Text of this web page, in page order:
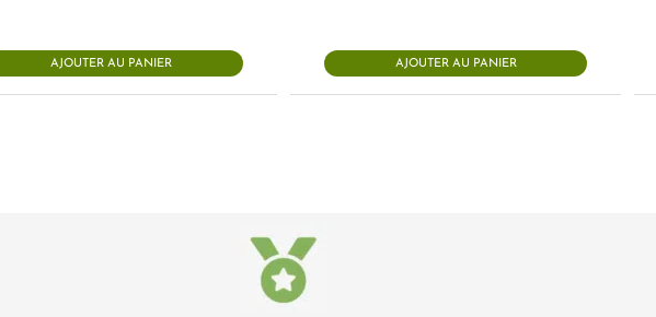
AJOUTER AU PANIER AJOUTER AU PANIER